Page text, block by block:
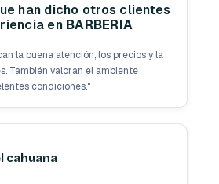
han dicho otros clientes
en BARBERIA
la buena atención, los precios y la
También valoran el ambiente
condiciones."
cahuana